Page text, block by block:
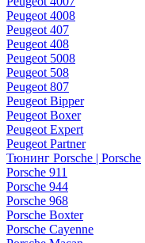
Peugeot 4008
Peugeot 407
Peugeot 408
Peugeot 5008
Peugeot 508
Peugeot 807
Peugeot Bipper
Peugeot Boxer
Peugeot Expert
Peugeot Partner
Тюнинг Porsche | Porsche
Porsche 911
Porsche 944
Porsche 968
Porsche Boxter
Porsche Cayenne